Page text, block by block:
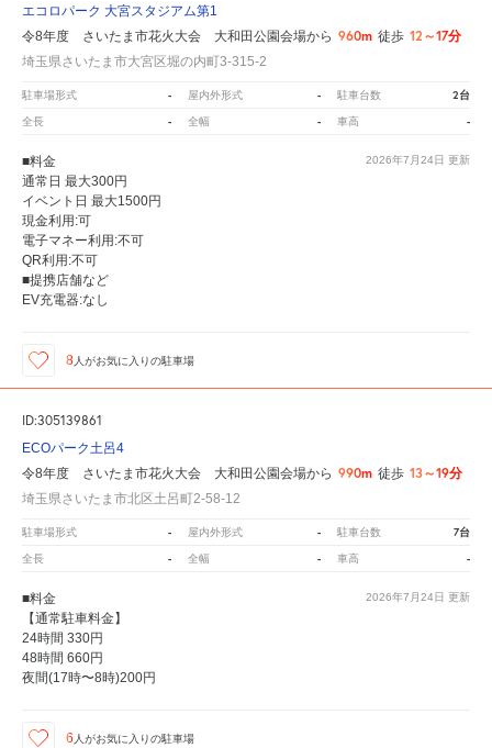
エコロパーク 大宮スタジアム第1
令8年度 さいたま市花火大会 大和田公園会場から 960m 徒歩 12～17分
埼玉県さいたま市大宮区堀の内町3-315-2
駐車場形式 - 屋内外形式 - 駐車台数 2台
全長 - 全幅 - 車高 -
2026年7月24日 更新
■料金
通常日 最大300円
イベント日 最大1500円
現金利用:可
電子マネー利用:不可
QR利用:不可
■提携店舗など
EV充電器:なし
8 人がお気に入りの駐車場
ID:305139861
ECOパーク土呂4
令8年度 さいたま市花火大会 大和田公園会場から 990m 徒歩 13～19分
埼玉県さいたま市北区土呂町2-58-12
駐車場形式 - 屋内外形式 - 駐車台数 7台
全長 - 全幅 - 車高 -
2026年7月24日 更新
■料金
【通常駐車料金】
24時間 330円
48時間 660円
夜間(17時〜8時)200円
6 人がお気に入りの駐車場